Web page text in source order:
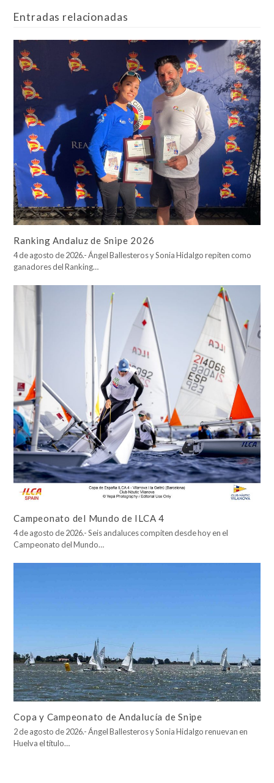
Entradas relacionadas
Ranking Andaluz de Snipe 2026
4 de agosto de 2026.- Ángel Ballesteros y Sonia Hidalgo repiten como
ganadores del Ranking…
Campeonato del Mundo de ILCA 4
4 de agosto de 2026.- Seis andaluces compiten desde hoy en el
Campeonato del Mundo…
Copa y Campeonato de Andalucía de Snipe
2 de agosto de 2026.- Ángel Ballesteros y Sonia Hidalgo renuevan en
Huelva el título…